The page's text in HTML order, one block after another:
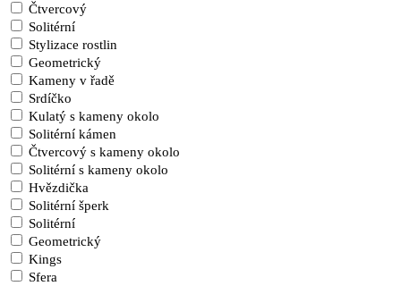
Čtvercový
Solitérní
Stylizace rostlin
Geometrický
Kameny v řadě
Srdíčko
Kulatý s kameny okolo
Solitérní kámen
Čtvercový s kameny okolo
Solitérní s kameny okolo
Hvězdička
Solitérní šperk
Solitérní
Geometrický
Kings
Sfera